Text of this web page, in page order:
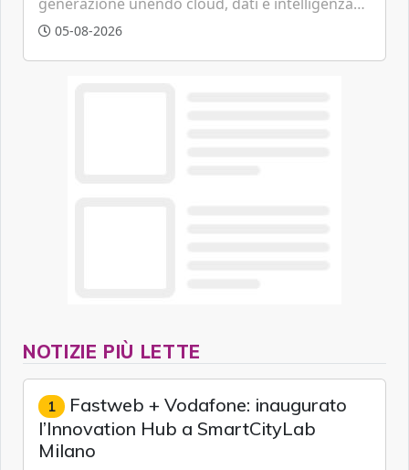
artificiale.
05-08-2026
NOTIZIE PIÙ LETTE
1 Fastweb + Vodafone: inaugurato
l’Innovation Hub a SmartCityLab
Milano